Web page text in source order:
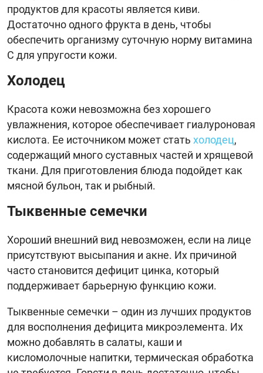
продуктов для красоты является киви.
Достаточно одного фрукта в день, чтобы
обеспечить организму суточную норму витамина
C для упругости кожи.
Холодец
Красота кожи невозможна без хорошего
увлажнения, которое обеспечивает гиалуроновая
кислота. Ее источником может стать холодец,
содержащий много суставных частей и хрящевой
ткани. Для приготовления блюда подойдет как
мясной бульон, так и рыбный.
Тыквенные семечки
Хороший внешний вид невозможен, если на лице
присутствуют высыпания и акне. Их причиной
часто становится дефицит цинка, который
поддерживает барьерную функцию кожи.
Тыквенные семечки – один из лучших продуктов
для восполнения дефицита микроэлемента. Их
можно добавлять в салаты, каши и
кисломолочные напитки, термическая обработка